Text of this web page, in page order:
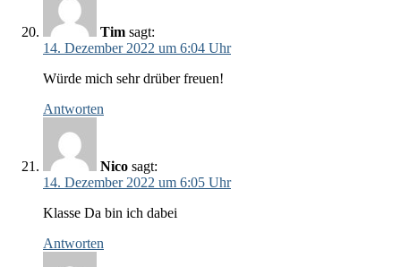
Tim sagt:
14. Dezember 2022 um 6:04 Uhr
Würde mich sehr drüber freuen!
Antworten
Nico sagt:
14. Dezember 2022 um 6:05 Uhr
Klasse Da bin ich dabei
Antworten